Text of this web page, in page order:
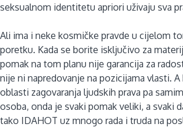
seksualnom identitetu apriori uživaju sva
Ali ima i neke kosmičke pravde u cijelom
poretku. Kada se borite isključivo za
pomak na tom planu nije garancija za
nije ni napredovanje na pozicijama vlasti.
oblasti zagovaranja ljudskih prava pa
osoba, onda je svaki pomak veliki, a svaki
tako IDAHOT uz mnogo rada i truda na